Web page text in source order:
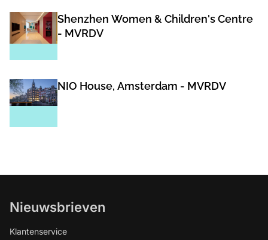
Shenzhen Women & Children's Centre
- MVRDV
NIO House, Amsterdam - MVRDV
Nieuwsbrieven
Klantenservice